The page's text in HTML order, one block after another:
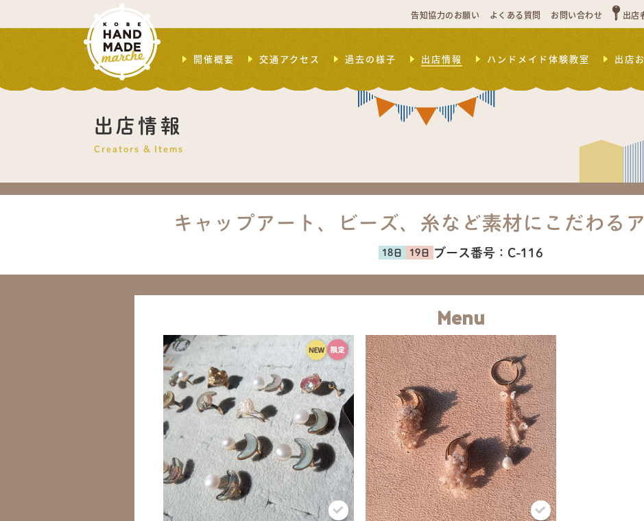
告知協力のお願い よくある質問 お問い合わせ 出店
開催概要 交通アクセス 過去の様子 出店情報 ハンドメイド体験教室 出店
出店情報
Creators & Items
キャップアート、ビーズ、糸など素材にこだわる
ブース番号： C-116
Menu